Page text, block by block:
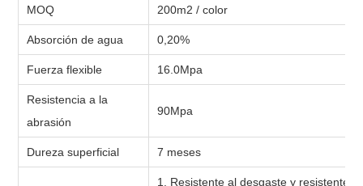
MOQ 200m2 / color
Absorción de agua 0,20%
Fuerza flexible 16.0Mpa
Resistencia a la
abrasión
90Mpa
Dureza superficial 7 meses
1. Resistente al desgaste y resistente a